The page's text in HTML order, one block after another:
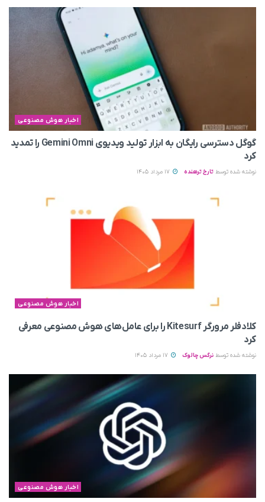
اخبار هوش مصنوعی
گوگل دسترسی رایگان به ابزار تولید ویدیوی Gemini Omni را تمدید
کرد
نوشته شده توسط تارخ ترهنده
اخبار هوش مصنوعی
کلادفلر مرورگر Kitesurf را برای عامل‌های هوش مصنوعی معرفی
کرد
نوشته شده توسط نرگس چالوک
اخبار هوش مصنوعی